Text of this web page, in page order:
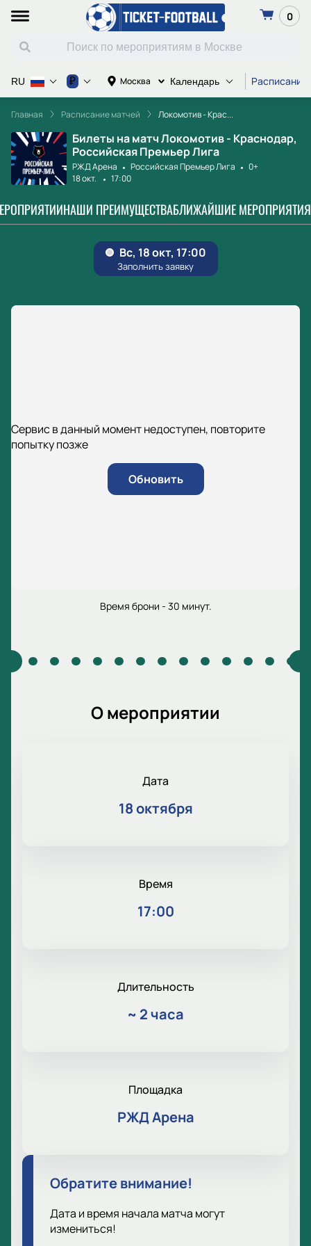
0
Москва Календарь Расписание
RU ₽
Главная Расписание матчей Локомотив - Крас...
Билеты на матч Локомотив - Краснодар,
Российская Премьер Лига
РЖД Арена Российская Премьер Лига
0+
18 окт.
17:00
НАШИ ПРЕИМУЩЕСТВАБЛИЖАЙШИЕ МЕРОПРИЯТИЯ
Сервис в данный момент недоступен, повторите
попытку позже
Обновить
Время брони - 30 минут.
О мероприятии
Дата
18 октября
Время
17:00
Длительность
~ 2 часа
Площадка
РЖД Арена
Обратите внимание!
Дата и время начала матча могут
измениться!